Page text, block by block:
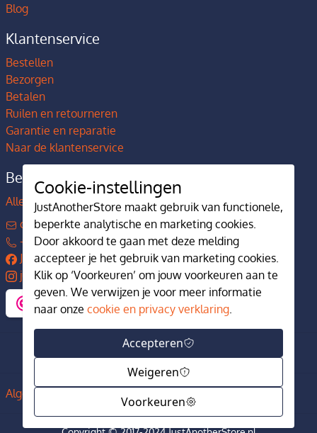
Blog
Klantenservice
Bestellen
Bezorgen
Betalen
Ruilen en retourneren
Garantie en reparatie
Naar de klantenservice
Bedrijfsgegevens
Alles over JustAnotherStore
contact@justanotherstore.nl
+31 73 644 7405
JustAnotherStore
justanotherstore.nl
Algemene voorwaarden Privacy en cookiebeleid
Cookie-instellingen
JustAnotherStore maakt gebruik van functionele,
beperkte analytische en marketing cookies.
Door akkoord te gaan met deze melding
accepteer je het gebruik van marketing cookies.
Klik op ‘Voorkeuren’ om jouw voorkeuren aan te
geven. We verwijzen je voor meer informatie
naar onze cookie en privacy verklaring.
Accepteren
Weigeren
Voorkeuren